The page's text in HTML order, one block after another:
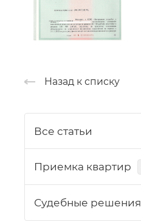
Назад к списку
Все статьи
Приемка квартир
Судебные решения